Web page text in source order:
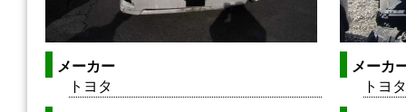
メーカー
トヨタ
メーカ
トヨタ